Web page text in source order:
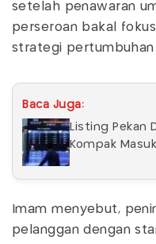
setelah penawaran
perseroan bakal
strategi pertumbuhan
Baca Juga:
Listing Pekan
Kompak
Imam menyebut,
pelanggan dengan